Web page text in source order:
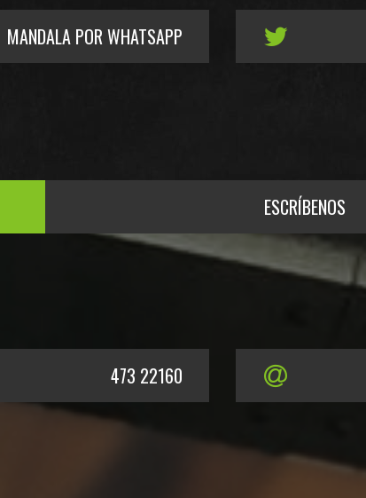
MANDALA POR WHATSAPP
ESCRÍBENOS
473 22160